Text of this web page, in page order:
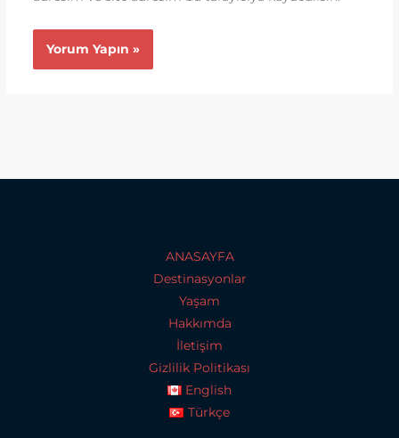
ANASAYFA
Destinasyonlar
Yaşam
Hakkımda
İletişim
Gizlilik Politikası
English
Türkçe